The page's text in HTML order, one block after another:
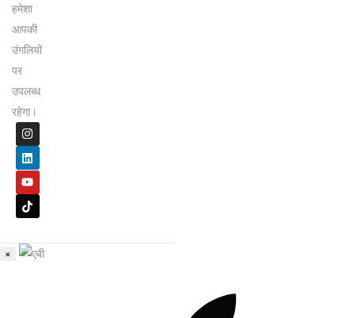
हमेशा
आपकी
उंगलियों
पर
उपलब्ध
रहेगा।
×